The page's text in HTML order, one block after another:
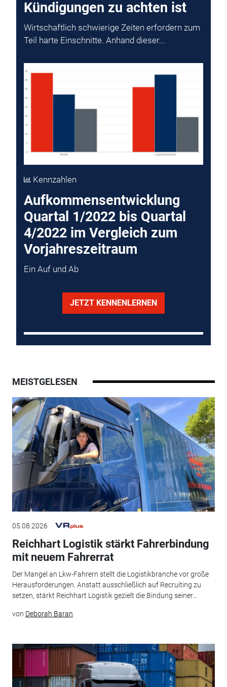
Kündigungen zu achten ist
Wirtschaftlich schwierige Zeiten erfordern zum
Teil harte Einschnitte. Anhand dieser...
Kennzahlen
Aufkommensentwicklung
Quartal 1/2022 bis Quartal
4/2022 im Vergleich zum
Vorjahreszeitraum
Ein Auf und Ab
JETZT KENNENLERNEN
MEISTGELESEN
05.08.2026
Reichhart Logistik stärkt Fahrerbindung
mit neuem Fahrerrat
Der Mangel an Lkw-Fahrern stellt die Logistikbranche vor große
Herausforderungen. Anstatt ausschließlich auf Recruiting zu
setzen, stärkt Reichhart Logistik gezielt die Bindung seiner...
von Deborah Baran